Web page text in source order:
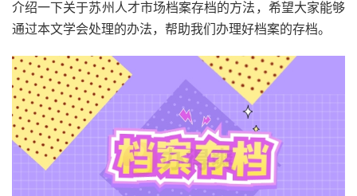
介绍一下关于苏州人才市场档案存档的方法，希望大家能够
通过本文学会处理的办法，帮助我们办理好档案的存档。